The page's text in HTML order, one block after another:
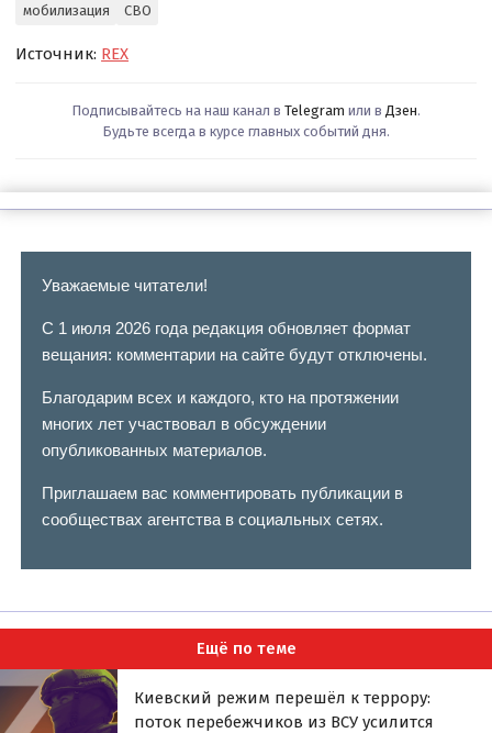
мобилизация СВО
Источник: REX
Подписывайтесь на наш канал в Telegram или в Дзен.
Будьте всегда в курсе главных событий дня.
Уважаемые читатели!
С 1 июля 2026 года редакция обновляет формат
вещания: комментарии на сайте будут отключены.
Благодарим всех и каждого, кто на протяжении
многих лет участвовал в обсуждении
опубликованных материалов.
Приглашаем вас комментировать публикации в
сообществах агентства в социальных сетях.
Ещё по теме
Киевский режим перешёл к террору:
поток перебежчиков из ВСУ усилится